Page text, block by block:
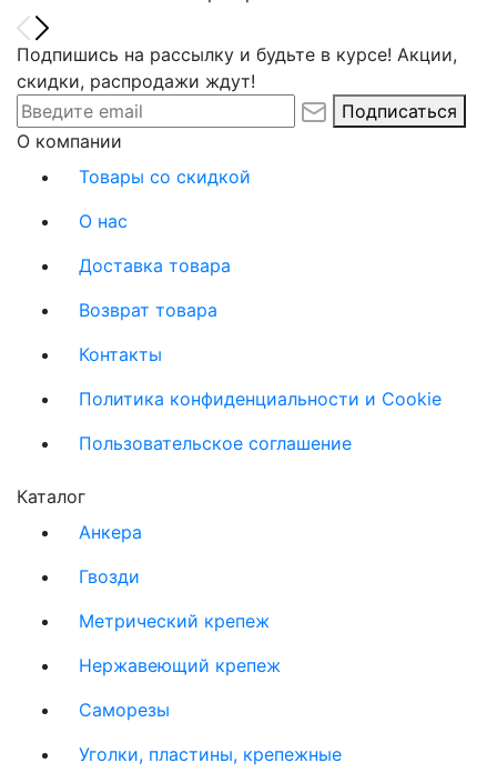
Подпишись на рассылку и будьте в курсе! Акции,
скидки, распродажи ждут!
Подписаться
О компании
Товары со скидкой
О нас
Доставка товара
Возврат товара
Контакты
Политика конфиденциальности и Cookie
Пользовательское соглашение
Каталог
Анкера
Гвозди
Метрический крепеж
Нержавеющий крепеж
Саморезы
Уголки, пластины, крепежные